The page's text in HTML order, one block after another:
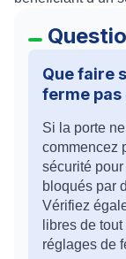
Que faire
ferme pas
Si la porte
commencez
sécurité
bloqués par
Vérifiez
libres de
réglages de